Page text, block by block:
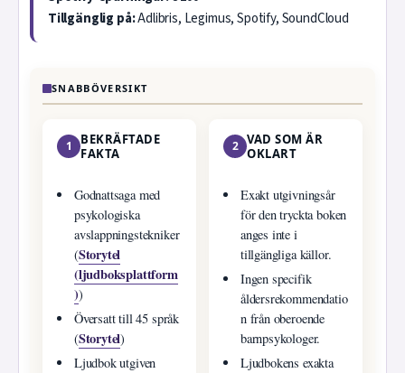
Tillgänglig på:Adlibris, Legimus, Spotify, SoundCloud
SNABBÖVERSIKT
1
BEKRÄFTADE
FAKTA
Godnattsaga med
psykologiska
avslappningstekniker
(Storytel
(ljudboksplattform
))
Översatt till 45 språk
(Storytel)
Ljudbok utgiven
2 VAD SOM ÄR
OKLART
Exakt utgivningsår
för den tryckta boken
anges inte i
tillgängliga källor.
Ingen specifik
åldersrekommendatio
n från oberoende
barnpsykologer.
Ljudbokens exakta